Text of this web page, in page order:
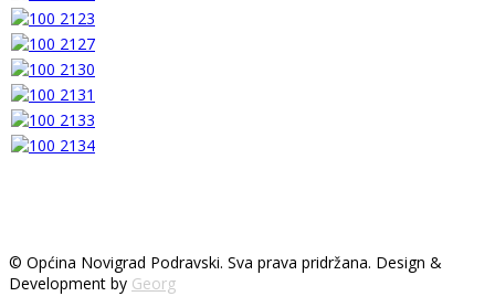
© Općina Novigrad Podravski. Sva prava pridržana. Design &
Development by Georg